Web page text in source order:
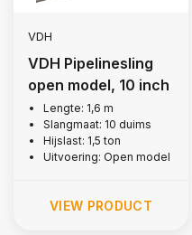
VDH
VDH Pipelinesling
open model, 10 inch
Lengte: 1,6 m
Slangmaat: 10 duims
Hijslast: 1,5 ton
Uitvoering: Open model
VIEW PRODUCT